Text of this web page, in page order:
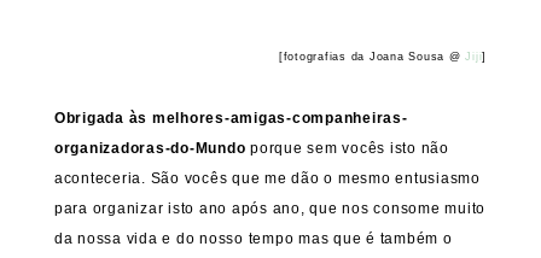
[fotografias da Joana Sousa @Jiji]
Obrigada às melhores-amigas-companheiras-
organizadoras-do-Mundo porque sem vocês isto não
aconteceria. São vocês que me dão o mesmo entusiasmo
para organizar isto ano após ano, que nos consome muito
da nossa vida e do nosso tempo mas que é também o